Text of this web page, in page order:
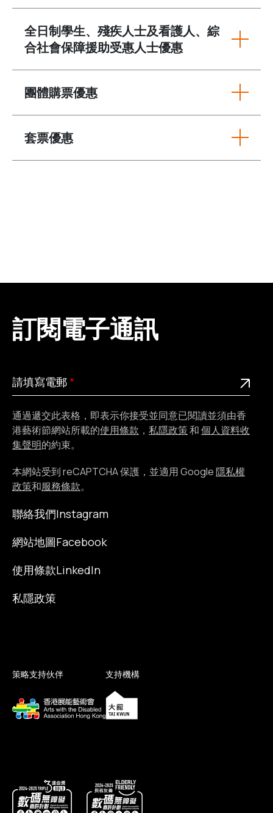
全日制學生、殘疾人士及看護人、綜
合社會保障援助受惠人士優惠
團體購票優惠
套票優惠
訂閱電子通訊
請
填
寫
電
郵
此為必填欄位
請填寫電郵
通過遞交此表格，即表示你接受並同意已閱讀並須由香
港藝術節網站所載的使用條款 ， 私隱政策和個人資料收
集聲明的約束。
本網站受到 reCAPTCHA 保護，並適用 Google隱私權
政策和服務條款。
聯絡我們
網站地圖
使用條款
私隱政策
Instagram
Facebook
LinkedIn
策略支持伙伴 支持機構